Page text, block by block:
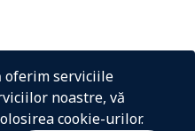
oferim serviciile
noastre, vă
cookie-urilor.